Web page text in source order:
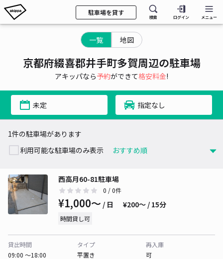
駐車場を貸す
検索 ログイン メニュー
一覧 地図
京都府綴喜郡井手町多賀周辺の駐車場
アキッパなら予約ができて格安料金!
未定 指定なし
1件の駐車場があります
利用可能な駐車場のみ表示
西高月60-81駐車場
0 / 0件
¥1,000〜 / 日 ¥200〜 / 15分
時間貸し可
貸出時間
09:00 〜18:00
タイプ
平置き
再入庫
可